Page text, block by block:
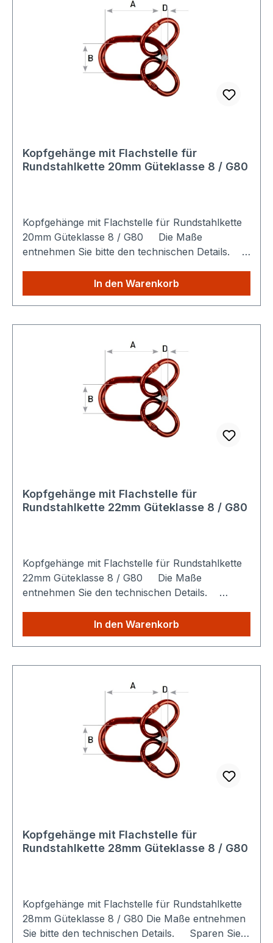
Kopfgehänge mit Flachstelle für
Rundstahlkette 20mm Güteklasse 8 / G80
Kopfgehänge mit Flachstelle für Rundstahlkette
20mm Güteklasse 8 / G80 Die Maße
entnehmen Sie bitte den technischen Details.
Produkte Sie aus unserem Shop kaufen, Sie
zahlen nur einmalig die höheren Versandkosten.
In den Warenkorb
Kopfgehänge mit Flachstelle für
Rundstahlkette 22mm Güteklasse 8 / G80
Kopfgehänge mit Flachstelle für Rundstahlkette
22mm Güteklasse 8 / G80 Die Maße
entnehmen Sie den technischen Details.
Produkte Sie aus unserem Shop kaufen, Sie
zahlen nur einmalig Versandkosten.
In den Warenkorb
Kopfgehänge mit Flachstelle für
Rundstahlkette 28mm Güteklasse 8 / G80
Kopfgehänge mit Flachstelle für Rundstahlkette
28mm Güteklasse 8 / G80 Die Maße entnehmen
Sie bitte den technischen Details. Sparen Sie